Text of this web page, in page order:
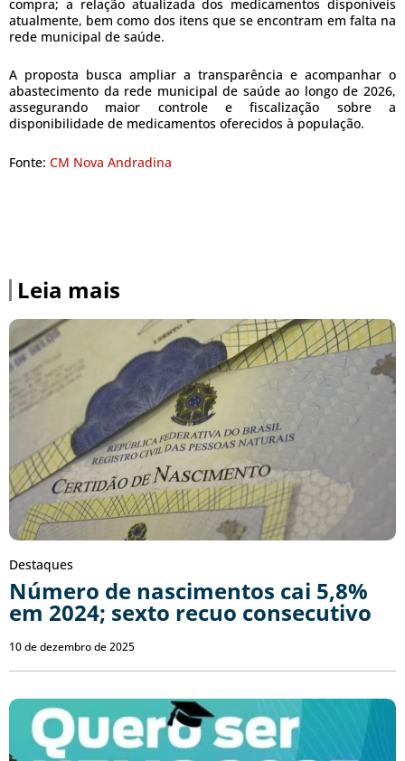
compra; a relação atualizada dos medicamentos disponíveis
atualmente, bem como dos itens que se encontram em falta na
rede municipal de saúde.
A proposta busca ampliar a transparência e acompanhar o
abastecimento da rede municipal de saúde ao longo de 2026,
assegurando maior controle e fiscalização sobre a
disponibilidade de medicamentos oferecidos à população.
Fonte: CM Nova Andradina
Leia mais
Destaques
Número de nascimentos cai 5,8%
em 2024; sexto recuo consecutivo
10 de dezembro de 2025